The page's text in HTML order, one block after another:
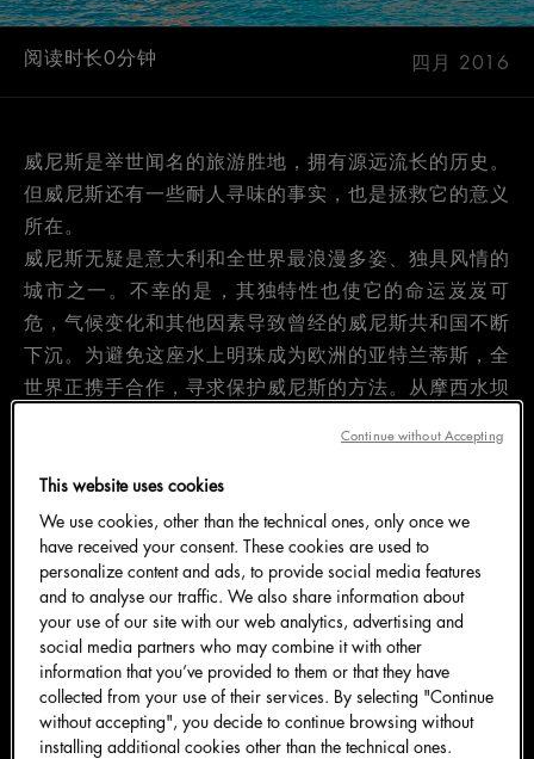
四月 2016
阅读时长0分钟
威尼斯是举世闻名的旅游胜地，拥有源远流长的历史。
但威尼斯还有一些耐人寻味的事实，也是拯救它的意义
所在。
威尼斯无疑是意大利和全世界最浪漫多姿、独具风情的
城市之一。不幸的是，其独特性也使它的命运岌岌可
危，气候变化和其他因素导致曾经的威尼斯共和国不断
下沉。为避免这座水上明珠成为欧洲的亚特兰蒂斯，全
世界正携手合作，寻求保护威尼斯的方法。从摩西水坝
筹款活动，大家齐心协力，积极行动。威尼斯以独树一
帜的建筑、运河、桥梁、狂欢节及明星云集的电影节而
闻名，但除了这些享誉世界的景点外，威尼斯的魅力不
止于此。除了众所周知的原因，我们的研究揭示拯救威
尼斯的更多理由。
This website uses cookies
We use cookies, other than the technical ones, only once we
have received your consent. These cookies are used to
personalize content and ads, to provide social media features
and to analyse our traffic. We also share information about
your use of our site with our web analytics, advertising and
social media partners who may combine it with other
information that you’ve provided to them or that they have
collected from your use of their services. By selecting "Continue
without accepting", you decide to continue browsing without
installing additional cookies other than the technical ones.
Continue without Accepting